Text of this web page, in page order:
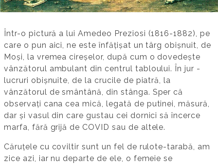
Într-o pictură a lui Amedeo Preziosi (1816-1882), pe
care o pun aici, ne este înfățișat un târg obișnuit, de
Moși, la vremea cireșelor, după cum o dovedește
vânzătorul ambulant din centrul tabloului. În jur -
lucruri obișnuite, de la crucile de piatră, la
vânzătorul de smântână, din stânga. Sper că
observați cana cea mică, legată de putinei, măsură,
dar și vasul din care gustau cei dornici să încerce
marfa, fără grijă de COVID sau de altele.
Căruțele cu coviltir sunt un fel de rulote-tarabă, am
zice azi, iar nu departe de ele, o femeie se